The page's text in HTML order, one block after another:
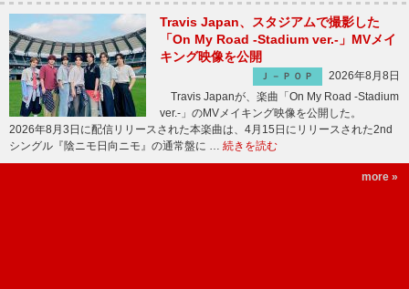
Travis Japan、スタジアムで撮影した
「On My Road -Stadium ver.-」MVメイ
キング映像を公開
Ｊ－ＰＯＰ
2026年8月8日
Travis Japanが、楽曲「On My Road -Stadium
ver.-」のMVメイキング映像を公開した。
2026年8月3日に配信リリースされた本楽曲は、4月15日にリリースされた2nd
シングル『陰ニモ日向ニモ』の通常盤に … 続きを読む
more »